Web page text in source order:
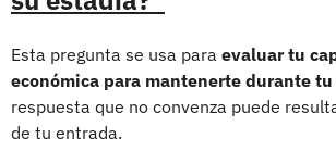
Esta pregunta se usa para evaluar tu
económica para mantenerte durante
respuesta que no convenza puede
de tu entrada.